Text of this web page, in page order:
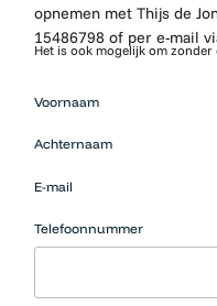
opnemen met Thijs de
15486798 of per e-mail
Het is ook mogelijk om
Voornaam
Achternaam
E-mail
Telefoonnummer
die op zoek
werk
neerzetten.